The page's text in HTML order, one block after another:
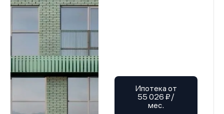
Ипотека от
55 026 ₽/
мес.